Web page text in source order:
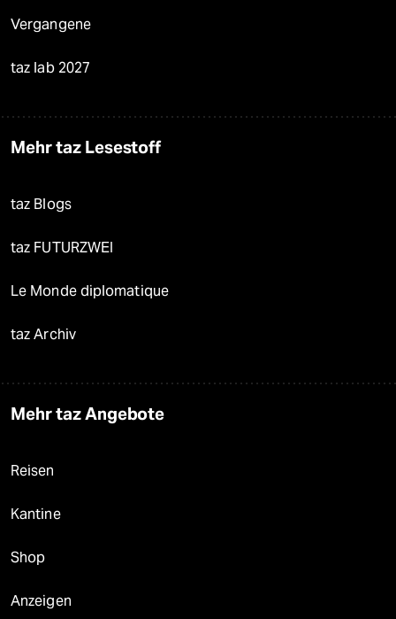
Vergangene
taz lab 2027
Mehr taz Lesestoff
taz Blogs
taz FUTURZWEI
Le Monde diplomatique
taz Archiv
Mehr taz Angebote
Reisen
Kantine
Shop
Anzeigen